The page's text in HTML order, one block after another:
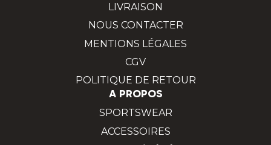
LIVRAISON
NOUS CONTACTER
MENTIONS LÉGALES
CGV
POLITIQUE DE RETOUR
A PROPOS
SPORTSWEAR
ACCESSOIRES